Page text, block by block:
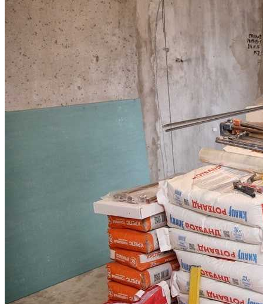
Стальные Двери
Как Выбрать Эффективный И Тихий
Вентилятор Для Дома
Электрочайник: Какой Моделью
Оборудовать Свою Кухню?
Как Правильно Выращивать Ель
Конику В Домашних Условиях